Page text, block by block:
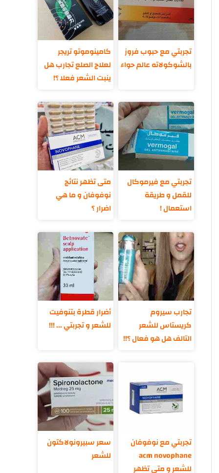
تجربتي مع حبوب فروز
بالشوكولاته عالم حواء
كامينوموتو تريجر
لعلاج الصلع تجارب هل
ينبت الشعر فعلا ؟!
تجربتي مع فيرموكال
للقمل و طريقة
استعمال !
متى تظهر نتائج
نوفوفان و ما هي
اضرار ؟
تجارب سيروم
كريستاس للشعر
التالف هل هو فعال ؟!!
أضرار قطرة بتنوفيت
للشعر و تجربتي ... !!!
تجربتي مع نوفوفان
acm novophane
للشعر و متى تظهر
سعر سبيرونولاكتون
للشعر